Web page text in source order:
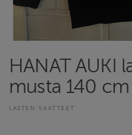
HANAT AUKI
musta 140 cm
LASTEN VAATTEET